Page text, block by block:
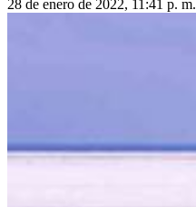
28 de enero de 2022, 11:41 p. m.